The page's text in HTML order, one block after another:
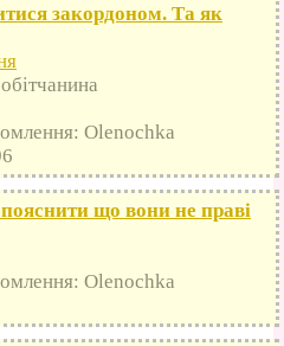
закордоном. Та як
Olenochka
що вони не праві
Olenochka